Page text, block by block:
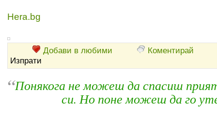
Hera.bg
Добави в любими
Коментирай
Изпрати
“Понякога не можеш да спасиш
си. Но поне можеш да го